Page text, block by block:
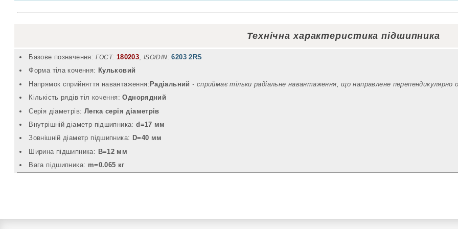
Технічна характеристика підшипника
Базове позначення: ГОСТ: 180203, ISO/DIN: 6203 2RS
Форма тіла кочення: Кульковий
Напрямок сприйняття навантаження: Радіальний - cприймає тільки радіальне навантаження, що направлене перепендикулярно
Кількість рядів тіл кочення:Однорядний
Серія діаметрів: Легка серія діаметрів
Внутрішній діаметр підшипника:d=17 мм
Зовнішній діаметр підшипника: D=40 мм
Ширина підшипника: B=12 мм
Вага підшипника: m=0.065 кг